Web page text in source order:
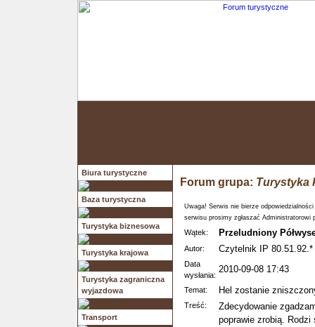
Biura turystyczne
Baza turystyczna
Turystyka biznesowa
Turystyka krajowa
Turystyka zagraniczna
wyjazdowa
Transport
Forum grupa: Turystyka
Uwaga! Serwis nie bierze
serwisu prosimy zgłaszać Administratorowi
Wątek: Przeludniony
Autor: Czytelnik IP 80.51.92.*
Data
wysłania:
2010-09-08 17:43
Temat: Hel zostanie
Treść:
Zdecydowanie
poprawie zrobią.